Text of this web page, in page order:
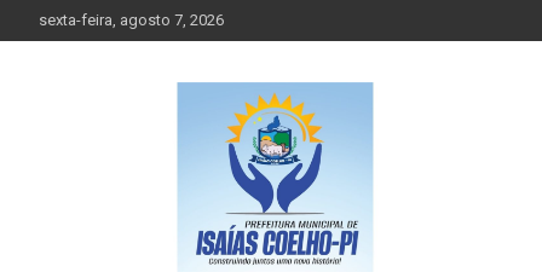
to
sexta-feira, agosto 7, 2026